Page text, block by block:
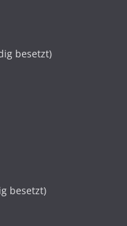
besetzt)
besetzt)